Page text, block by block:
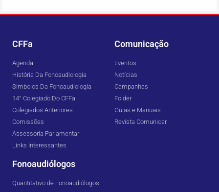
CFFa
Agenda
História Da Fonoaudiologia
Símbolos Da Fonoaudiologia
14° Colegiado Do CFFa
Colegiados Anteriores
Comissões
Assessoria Parlamentar
Links Interessantes
Comunicação
Eventos
Notícias
Campanhas
Folder
Guias e Manuais
Revista Comunicar
Fonoaudiólogos
Quantitativo de Fonoaudiólogos